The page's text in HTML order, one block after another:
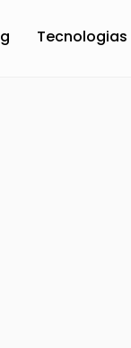
Tecnologias